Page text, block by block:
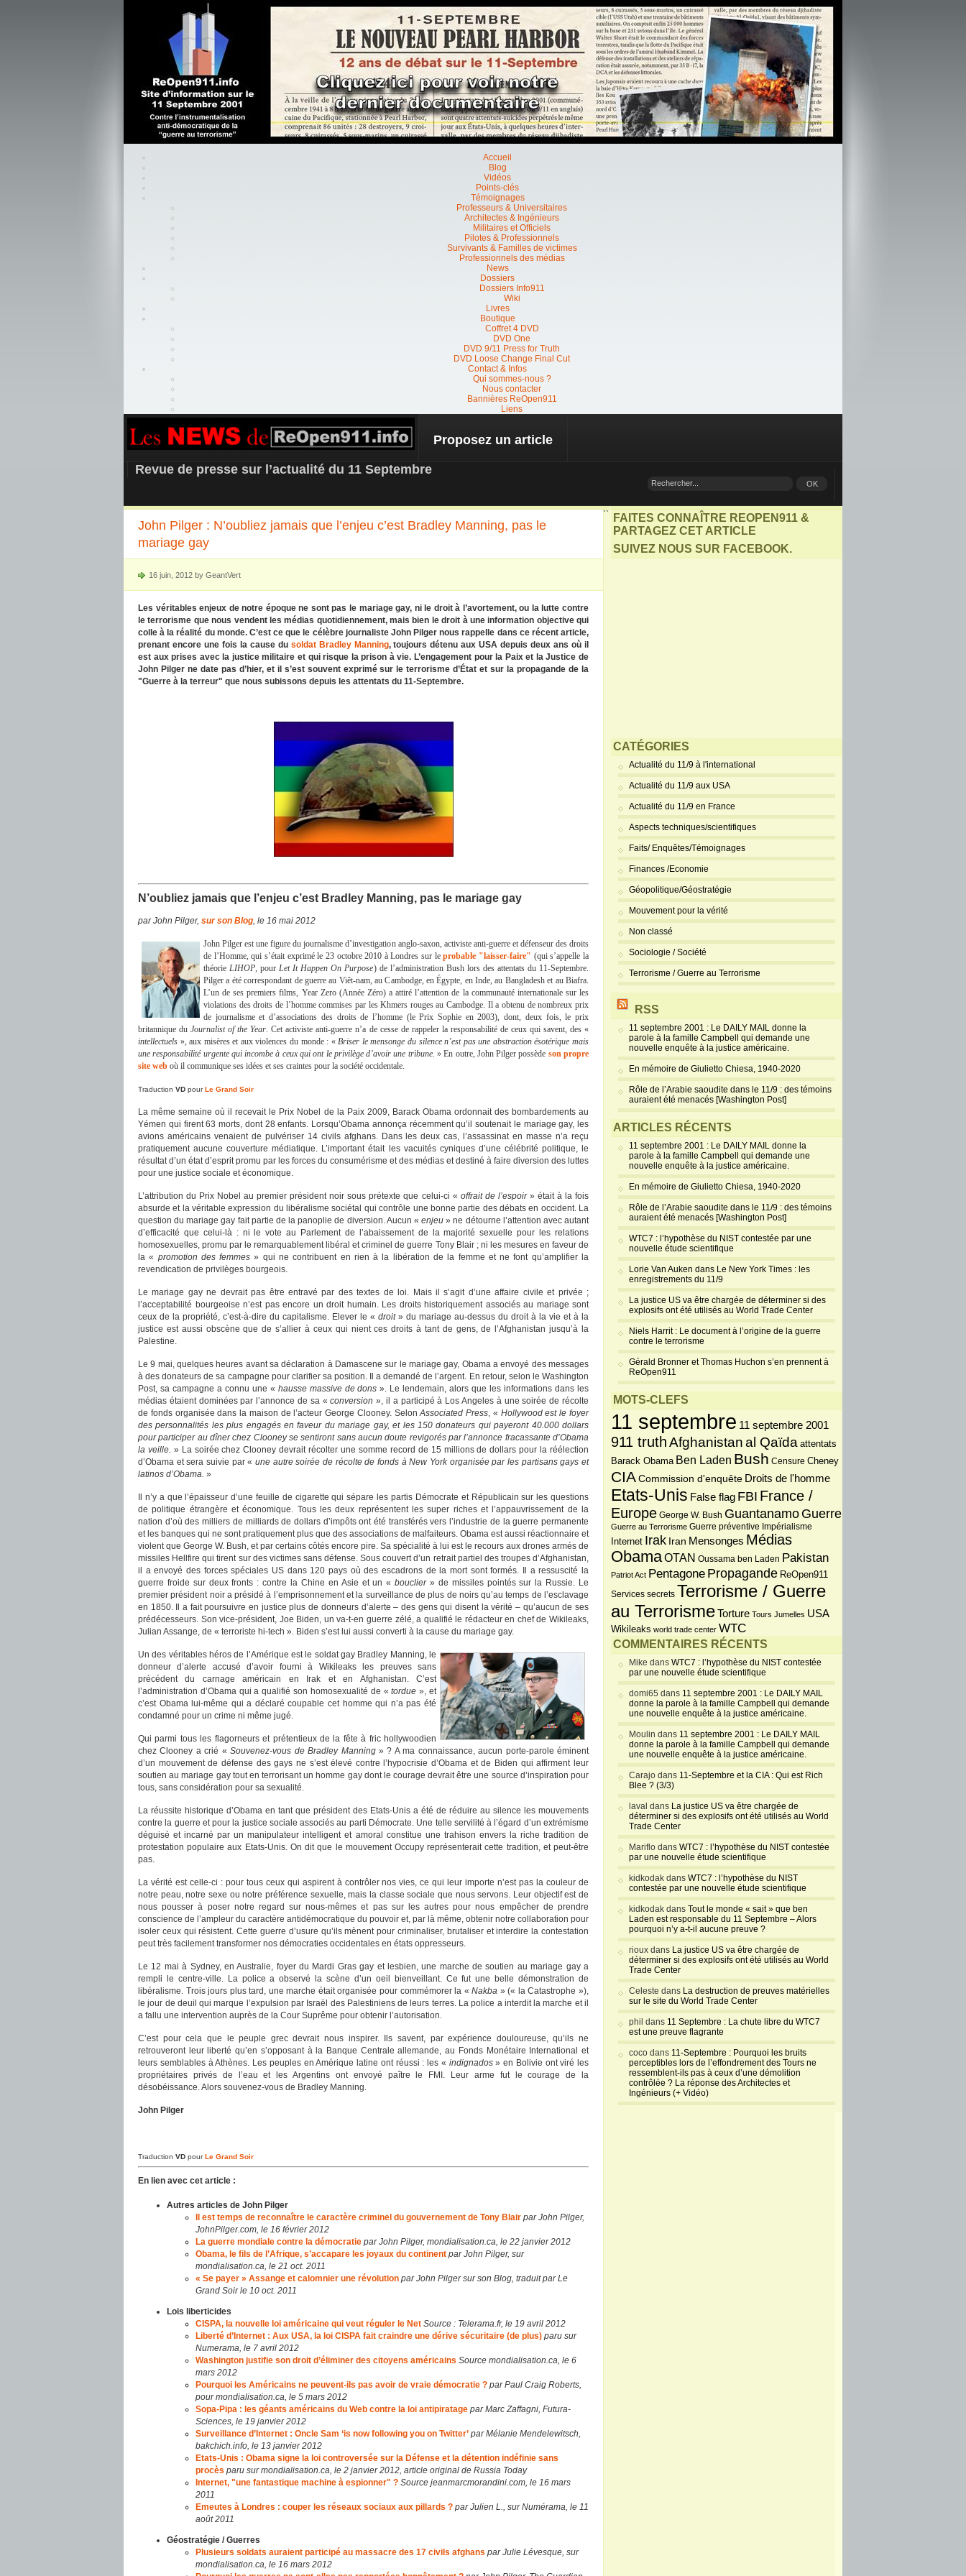
Accueil
Blog
Vidéos
Points-clés
Témoignages
Professeurs & Universitaires
Architectes & Ingénieurs
Militaires et Officiels
Pilotes & Professionnels
Survivants & Familles de victimes
Professionnels des médias
News
Dossiers
Dossiers Info911
Wiki
Livres
Boutique
Coffret 4 DVD
DVD One
DVD 9/11 Press for Truth
DVD Loose Change Final Cut
Contact & Infos
Qui sommes-nous ?
Nous contacter
Bannières ReOpen911
Liens
REOPEN911 – NEWS
Proposez un article
Revue de presse sur l’actualité du 11 Septembre
John Pilger : N’oubliez jamais que l’enjeu c’est Bradley Manning, pas le
mariage gay
16 juin, 2012 by GeantVert
Les véritables enjeux de notre époque ne sont pas le mariage gay, ni le droit à l’avortement, ou la lutte contre
le terrorisme que nous vendent les médias quotidiennement, mais bien le droit à une information objective qui
colle à la réalité du monde. C’est ce que le célèbre journaliste John Pilger nous rappelle dans ce récent article,
prenant encore une fois la cause du soldat Bradley Manning, toujours détenu aux USA depuis deux ans où il
est aux prises avec la justice militaire et qui risque la prison à vie. L’engagement pour la Paix et la Justice de
John Pilger ne date pas d’hier, et il s’est souvent exprimé sur le terrorisme d’État et sur la propagande de la
"Guerre à la terreur" que nous subissons depuis les attentats du 11-Septembre.
N’oubliez jamais que l’enjeu c’est Bradley Manning, pas le mariage gay
par John Pilger, sur son Blog, le 16 mai 2012
John Pilger est une figure du journalisme d’investigation anglo-saxon, activiste anti-guerre et défenseur des droits
de l’Homme, qui s’était exprimé le 23 octobre 2010 à Londres sur le probable "laisser-faire" (qui s’appelle la
théorieLIHOP, pourLet It Happen On Purpose) de l’administration Bush lors des attentats du 11-Septembre.
Pilger a été correspondant de guerre au Viêt-nam, au Cambodge, en Égypte, en Inde, au Bangladesh et au Biafra.
L’un de ses premiers films, Year Zero (Année Zéro) a attiré l’attention de la communauté internationale sur les
violations des droits de l’homme commises par les Khmers rouges au Cambodge. Il a obtenu de nombreux prix
de journalisme et d’associations des droits de l’homme (le Prix Sophie en 2003), dont, deux fois, le prix
britannique duJournalist of the Year. Cet activiste anti-guerre n’a de cesse de rappeler la responsabilité de ceux qui savent, des «
intellectuels », aux misères et aux violences du monde : «Briser le mensonge du silence n’est pas une abstraction ésotérique mais
une responsabilité urgente qui incombe à ceux qui ont le privilège d’avoir une tribune. » En outre, John Pilger possède son propre
site web où il communique ses idées et ses craintes pour la société occidentale.
Traduction VD pour Le Grand Soir
La même semaine où il recevait le Prix Nobel de la Paix 2009, Barack Obama ordonnait des bombardements au
Yémen qui firent 63 morts, dont 28 enfants. Lorsqu’Obama annonça récemment qu’il soutenait le mariage gay, les
avions américains venaient de pulvériser 14 civils afghans. Dans les deux cas, l’assassinat en masse n’a reçu
pratiquement aucune couverture médiatique. L’important était les vacuités cyniques d’une célébrité politique, le
résultat d’un état d’esprit promu par les forces du consumérisme et des médias et destiné à faire diversion des luttes
pour une justice sociale et économique.
L’attribution du Prix Nobel au premier président noir sous prétexte que celui-ci « offrait de l’espoir» était à la fois
absurde et la véritable expression du libéralisme sociétal qui contrôle une bonne partie des débats en occident. La
question du mariage gay fait partie de la panoplie de diversion. Aucun «enjeu» ne détourne l’attention avec autant
d’efficacité que celui-là : ni le vote au Parlement de l’abaissement de la majorité sexuelle pour les relations
homosexuelles, promu par le remarquablement libéral et criminel de guerre Tony Blair ; ni les mesures en faveur de
la « promotion des femmes » qui ne contribuent en rien à la libération de la femme et ne font qu’amplifier la
revendication de privilèges bourgeois.
Le mariage gay ne devrait pas être entravé par des textes de loi. Mais il s’agit d’une affaire civile et privée ;
l’acceptabilité bourgeoise n’est pas encore un droit humain. Les droits historiquement associés au mariage sont
ceux de la propriété, c’est-à-dire du capitalisme. Elever le « droit » du mariage au-dessus du droit à la vie et à la
justice est aussi obscène que de s’allier à ceux qui nient ces droits à tant de gens, de l’Afghanistan jusqu’à la
Palestine.
Le 9 mai, quelques heures avant sa déclaration à Damascene sur le mariage gay, Obama a envoyé des messages
à des donateurs de sa campagne pour clarifier sa position. Il a demandé de l’argent. En retour, selon le Washington
Post, sa campagne a connu une « hausse massive de dons». Le lendemain, alors que les informations dans les
médias étaient dominées par l’annonce de sa «conversion», il a participé à Los Angeles à une soirée de récolte
de fonds organisée dans la maison de l’acteur George Clooney. SelonAssociated Press, « Hollywood est le foyer
des personnalités les plus engagés en faveur du mariage gay, et les 150 donateurs qui payeront 40.000 dollars
pour participer au dîner chez Clooney se sentiront sans aucun doute revigorés par l’annonce fracassante d’Obama
la veille. » La soirée chez Clooney devrait récolter une somme record de 15 millions de dollars pour la réélection
d’Obama et sera suivie par « une autre soirée de récolte de fonds à New York organisée par les partisans gays et
latinos d’Obama. »
Il n’y a que l’épaisseur d’une feuille de cigarette qui sépare les partis Démocrate et Républicain sur les questions
de politique étrangère et économique. Tous les deux représentent les super riches et l’appauvrissement de la
nation d’où des milliers de milliards de dollars d’impôts ont été transférés vers l’industrie de la guerre permanente
et les banques qui ne sont pratiquement plus que des associations de malfaiteurs. Obama est aussi réactionnaire et
violent que George W. Bush, et par certains côtés encore pire. Sa spécialité à lui est le recours aux drones armés de
missiles Hellfire qui tirent sur des victimes sans défense. Sous couvert d’un retrait partiel des troupes d’Afghanistan,
il a envoyé des forces spéciales US dans 120 pays où des escadrons de la mort sont formés. Il a ressuscité la
guerre froide sur deux fronts : contre la Chine en Asie et un «bouclier » de missiles pointés sur la Russie. Le
premier président noir a présidé à l’emprisonnement et la surveillance de plus de noirs qu’au temps de l’esclavage
en 1850. Il a fait poursuivre en justice plus de donneurs d’alerte – des gens qui disent la vérité – qu’aucun de ses
prédécesseurs. Son vice-président, Joe Biden, un va-t-en guerre zélé, a qualifié le rédacteur en chef de Wikileaks,
Julian Assange, de « terroriste hi-tech ». Biden s’est lui aussi converti à la cause du mariage gay.
Un des véritables héros de l’Amérique est le soldat gay Bradley Manning, le
donneur d’alerte accusé d’avoir fourni à Wikileaks les preuves sans
précédent du carnage américain en Irak et en Afghanistan. C’est
l’administration d’Obama qui a qualifié son homosexualité de «tordue», et
c’est Obama lui-même qui a déclaré coupable cet homme qui n’a pas été
condamné pour un crime ni même jugé.
Qui parmi tous les flagorneurs et prétentieux de la fête à fric hollywoodien
chez Clooney a crié «Souvenez-vous de Bradley Manning » ? A ma connaissance, aucun porte-parole éminent
d’un mouvement de défense des gays ne s’est élevé contre l’hypocrisie d’Obama et de Biden qui affirment leur
soutien au mariage gay tout en terrorisant un homme gay dont le courage devrait être une source d’inspiration pour
tous, sans considération pour sa sexualité.
La réussite historique d’Obama en tant que président des Etats-Unis a été de réduire au silence les mouvements
contre la guerre et pour la justice sociale associés au parti Démocrate. Une telle servilité à l’égard d’un extrémisme
déguisé et incarné par un manipulateur intelligent et amoral constitue une trahison envers la riche tradition de
protestation populaire aux Etats-Unis. On dit que le mouvement Occupy représenterait cette tradition, et peut-être
pas.
La vérité est celle-ci : pour tous ceux qui aspirent à contrôler nos vies, ce qui leur importe n’est pas la couleur de
notre peau, notre sexe ou notre préférence sexuelle, mais la classe sociale que nous servons. Leur objectif est de
nous pousser à poser notre regard sur nous-mêmes et pas sur les autres pour nous empêcher de prendre
conscience de l’ampleur du caractère antidémocratique du pouvoir et, par là même, obtenir notre collaboration pour
isoler ceux qui résistent. Cette guerre d’usure qu’ils mènent pour criminaliser, brutaliser et interdire la contestation
peut très facilement transformer nos démocraties occidentales en états oppresseurs.
Le 12 mai à Sydney, en Australie, foyer du Mardi Gras gay et lesbien, une marche de soutien au mariage gay a
rempli le centre-ville. La police a observé la scène d’un oeil bienveillant. Ce fut une belle démonstration de
libéralisme. Trois jours plus tard, une marche était organisée pour commémorer la «Nakba » (« la Catastrophe »),
le jour de deuil qui marque l’expulsion par Israël des Palestiniens de leurs terres. La police a interdit la marche et il
a fallu une intervention auprès de la Cour Suprême pour obtenir l’autorisation.
C’est pour cela que le peuple grec devrait nous inspirer. Ils savent, par expérience douloureuse, qu’ils ne
retrouveront leur liberté qu’en s’opposant à la Banque Centrale allemande, au Fonds Monétaire International et
leurs semblables à Athènes. Les peuples en Amérique latine ont réussi : les « indignados» en Bolivie ont viré les
propriétaires privés de l’eau et les Argentins ont envoyé paître le FMI. Leur arme fut le courage de la
désobéissance. Alors souvenez-vous de Bradley Manning.
John Pilger
Traduction VD pour Le Grand Soir
En lien avec cet article :
Autres articles de John Pilger
Il est temps de reconnaître le caractère criminel du gouvernement de Tony Blair par John Pilger,
JohnPilger.com, le 16 février 2012
La guerre mondiale contre la démocratie par John Pilger, mondialisation.ca, le 22 janvier 2012
Obama, le fils de l’Afrique, s’accapare les joyaux du continent par John Pilger, sur
mondialisation.ca, le 21 oct. 2011
« Se payer » Assange et calomnier une révolution par John Pilger sur son Blog, traduit par Le
Grand Soir le 10 oct. 2011
Lois liberticides
CISPA, la nouvelle loi américaine qui veut réguler le Net Source : Telerama.fr, le 19 avril 2012
Liberté d’Internet : Aux USA, la loi CISPA fait craindre une dérive sécuritaire (de plus) paru sur
Numerama, le 7 avril 2012
Washington justifie son droit d’éliminer des citoyens américains Source mondialisation.ca, le 6
mars 2012
Pourquoi les Américains ne peuvent-ils pas avoir de vraie démocratie ? par Paul Craig Roberts,
pour mondialisation.ca, le 5 mars 2012
Sopa-Pipa : les géants américains du Web contre la loi antipiratage par Marc Zaffagni, Futura-
Sciences, le 19 janvier 2012
Surveillance d’Internet : Oncle Sam ‘is now following you on Twitter’ par Mélanie Mendelewitsch,
bakchich.info, le 13 janvier 2012
Etats-Unis : Obama signe la loi controversée sur la Défense et la détention indéfinie sans
procès paru sur mondialisation.ca, le 2 janvier 2012, article original de Russia Today
Internet, "une fantastique machine à espionner" ? Source jeanmarcmorandini.com, le 16 mars
2011
Emeutes à Londres : couper les réseaux sociaux aux pillards ? par Julien L., sur Numérama, le 11
août 2011
Géostratégie / Guerres
Plusieurs soldats auraient participé au massacre des 17 civils afghans par Julie Lévesque, sur
mondialisation.ca, le 16 mars 2012
``
FAITES CONNAÎTRE REOPEN911 &
PARTAGEZ CET ARTICLE
SUIVEZ NOUS SUR FACEBOOK.
CATÉGORIES
Actualité du 11/9 à l'international
Actualité du 11/9 aux USA
Actualité du 11/9 en France
Aspects techniques/scientifiques
Faits/ Enquêtes/Témoignages
Finances /Economie
Géopolitique/Géostratégie
Mouvement pour la vérité
Non classé
Sociologie / Société
Terrorisme / Guerre au Terrorisme
RSS
11 septembre 2001 : Le DAILY MAIL donne la
parole à la famille Campbell qui demande une
nouvelle enquête à la justice américaine.
En mémoire de Giulietto Chiesa, 1940-2020
Rôle de l’Arabie saoudite dans le 11/9 : des témoins
auraient été menacés [Washington Post]
ARTICLES RÉCENTS
11 septembre 2001 : Le DAILY MAIL donne la
parole à la famille Campbell qui demande une
nouvelle enquête à la justice américaine.
En mémoire de Giulietto Chiesa, 1940-2020
Rôle de l’Arabie saoudite dans le 11/9 : des témoins
auraient été menacés [Washington Post]
WTC7 : l’hypothèse du NIST contestée par une
nouvelle étude scientifique
Lorie Van Auken dans Le New York Times : les
enregistrements du 11/9
La justice US va être chargée de déterminer si des
explosifs ont été utilisés au World Trade Center
Niels Harrit : Le document à l’origine de la guerre
contre le terrorisme
Gérald Bronner et Thomas Huchon s’en prennent à
ReOpen911
MOTS-CLEFS
11 septembre 11 septembre 2001
911 truthAfghanistanal Qaïda attentats
Barack Obama Ben Laden Bush Censure Cheney
CIA Commission d'enquête Droits de l'homme
Etats-Unis False flag FBI France /
Europe George W. Bush Guantanamo Guerre
Guerre au Terrorisme Guerre préventive Impérialisme
Internet Irak Iran Mensonges Médias
ObamaOTAN Oussama ben Laden Pakistan
Patriot Act Pentagone Propagande ReOpen911
Services secrets Terrorisme / Guerre
au TerrorismeTorture Tours Jumelles USA
Wikileaks world trade center WTC
COMMENTAIRES RÉCENTS
Mike dans WTC7 : l’hypothèse du NIST contestée
par une nouvelle étude scientifique
domi65 dans 11 septembre 2001 : Le DAILY MAIL
donne la parole à la famille Campbell qui demande
une nouvelle enquête à la justice américaine.
Moulin dans 11 septembre 2001 : Le DAILY MAIL
donne la parole à la famille Campbell qui demande
une nouvelle enquête à la justice américaine.
Carajo dans 11-Septembre et la CIA : Qui est Rich
Blee ? (3/3)
laval dans La justice US va être chargée de
déterminer si des explosifs ont été utilisés au World
Trade Center
Mariflo dans WTC7 : l’hypothèse du NIST contestée
par une nouvelle étude scientifique
kidkodak dans WTC7 : l’hypothèse du NIST
contestée par une nouvelle étude scientifique
kidkodak dans Tout le monde « sait » que ben
Laden est responsable du 11 Septembre – Alors
pourquoi n’y a-t-il aucune preuve ?
rioux dans La justice US va être chargée de
déterminer si des explosifs ont été utilisés au World
Trade Center
Celeste dans La destruction de preuves matérielles
sur le site du World Trade Center
phil dans 11 Septembre : La chute libre du WTC7
est une preuve flagrante
coco dans 11-Septembre : Pourquoi les bruits
perceptibles lors de l’effondrement des Tours ne
ressemblent-ils pas à ceux d’une démolition
contrôlée ? La réponse des Architectes et
Ingénieurs (+ Vidéo)